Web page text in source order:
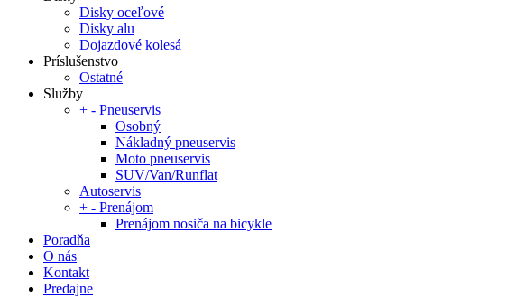
Disky oceľové
Disky alu
Dojazdové kolesá
Príslušenstvo
Ostatné
Služby
+ - Pneuservis
Osobný
Nákladný pneuservis
Moto pneuservis
SUV/Van/Runflat
Autoservis
+ - Prenájom
Prenájom nosiča na bicykle
Poradňa
O nás
Kontakt
Predajne